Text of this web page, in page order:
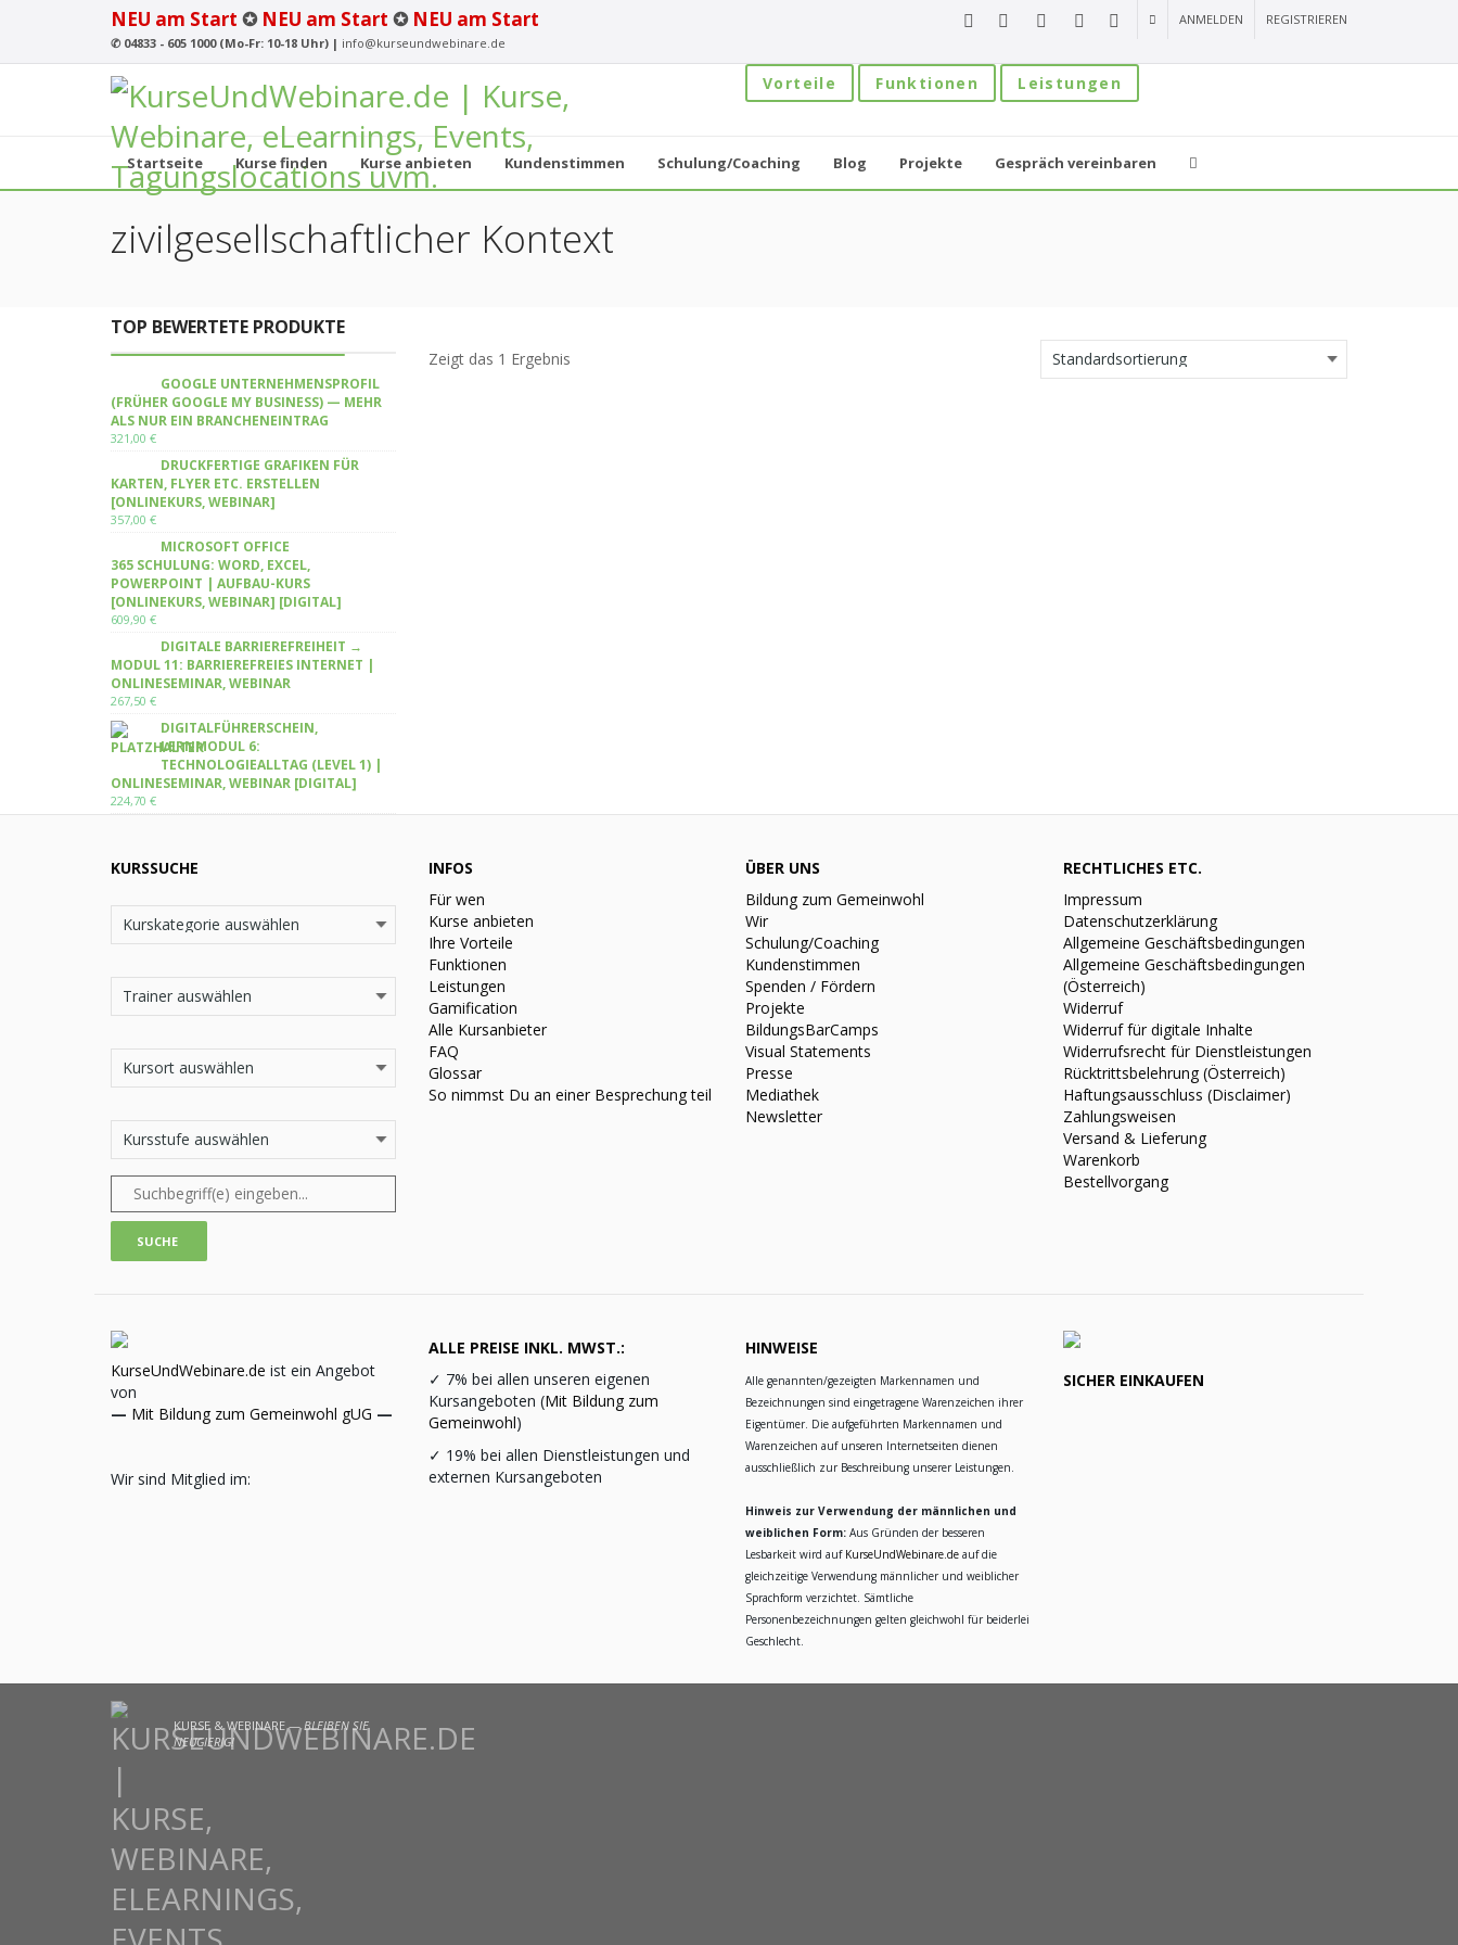
NEU am Start ✪ NEU am Start ✪ NEU am Start
✆04833 - 605 1000 (Mo-Fr: 10-18 Uhr) | info@kurseundwebinare.de
ANMELDEN REGISTRIEREN
Vorteile Funktionen Leistungen
Startseite Kurse finden Kurse anbieten Kundenstimmen Schulung/Coaching Blog Projekte Gespräch vereinbaren
zivilgesellschaftlicher Kontext
Zeigt das 1 Ergebnis
TOP BEWERTETE PRODUKTE
GOOGLE UNTERNEHMENSPROFIL
(FRÜHER GOOGLE MY BUSINESS) — MEHR
ALS NUR EIN BRANCHENEINTRAG
321,00 €
DRUCKFERTIGE GRAFIKEN FÜR
KARTEN, FLYER ETC. ERSTELLEN
[ONLINEKURS, WEBINAR]
357,00 €
MICROSOFT OFFICE
365 SCHULUNG: WORD, EXCEL,
POWERPOINT | AUFBAU-KURS
[ONLINEKURS, WEBINAR] [DIGITAL]
609,90 €
DIGITALE BARRIEREFREIHEIT →
MODUL 11: BARRIEREFREIES INTERNET |
ONLINESEMINAR, WEBINAR
267,50 €
DIGITALFÜHRERSCHEIN,
LERNMODUL 6:
TECHNOLOGIEALLTAG (LEVEL 1) |
ONLINESEMINAR, WEBINAR [DIGITAL]
224,70 €
KURSSUCHE
INFOS
Für wen
Kurse anbieten
Ihre Vorteile
Funktionen
Leistungen
Gamification
Alle Kursanbieter
FAQ
Glossar
So nimmst Du an einer Besprechung teil
ÜBER UNS
Bildung zum Gemeinwohl
Wir
Schulung/Coaching
Kundenstimmen
Spenden / Fördern
Projekte
BildungsBarCamps
Visual Statements
Presse
Mediathek
Newsletter
RECHTLICHES ETC.
Impressum
Datenschutzerklärung
Allgemeine Geschäftsbedingungen
Allgemeine Geschäftsbedingungen
(Österreich)
Widerruf
Widerruf für digitale Inhalte
Widerrufsrecht für Dienstleistungen
Rücktrittsbelehrung (Österreich)
Haftungsausschluss (Disclaimer)
Zahlungsweisen
Versand & Lieferung
Warenkorb
Bestellvorgang
KurseUndWebinare.de ist ein Angebot
von
— Mit Bildung zum Gemeinwohl gUG —
Wir sind Mitglied im:
ALLE PREISE INKL. MWST.:
✓ 7% bei allen unseren eigenen
Kursangeboten (Mit Bildung zum
Gemeinwohl)
✓ 19% bei allen Dienstleistungen und
externen Kursangeboten
HINWEISE
Alle genannten/gezeigten Markennamen und
Bezeichnungen sind eingetragene Warenzeichen ihrer
Eigentümer. Die aufgeführten Markennamen und
Warenzeichen auf unseren Internetseiten dienen
ausschließlich zur Beschreibung unserer Leistungen.
Hinweis zur Verwendung der männlichen und
weiblichen Form: Aus Gründen der besseren
Lesbarkeit wird auf KurseUndWebinare.de auf die
gleichzeitige Verwendung männlicher und weiblicher
Sprachform verzichtet. Sämtliche
Personenbezeichnungen gelten gleichwohl für beiderlei
Geschlecht.
SICHER EINKAUFEN
KURSE & WEBINARE —BLEIBEN SIE
NEUGIERIG!